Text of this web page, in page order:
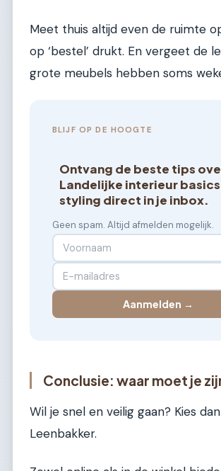
Meet thuis altijd even de ruimte
op ‘bestel’ drukt. En vergeet de
grote meubels hebben soms
BLIJF OP DE HOOGTE
Ontvang de beste tips
Landelijke interieur basics
styling direct in je inbox.
Geen spam. Altijd afmelden mogelijk.
Aanmelden →
Conclusie: waar moet je
Wil je snel en veilig gaan? Kies
Leenbakker.